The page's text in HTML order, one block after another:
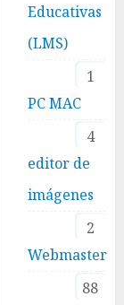
Educativas
(LMS)
1
PC MAC
4
editor de
imágenes
2
Webmaster
88